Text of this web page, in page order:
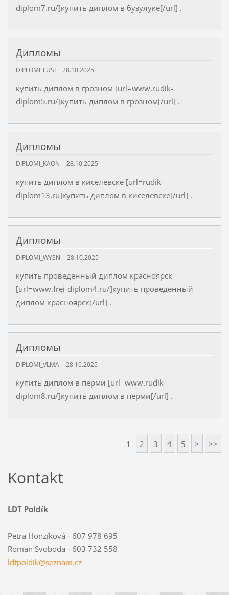
diplom7.ru/]купить диплом в бузулуке[/url] .
Дипломы
DIPLOMI_LUSI 28.10.2025
купить диплом в грозном [url=www.rudik-
diplom5.ru/]купить диплом в грозном[/url] .
Дипломы
DIPLOMI_KAON 28.10.2025
купить диплом в киселевске [url=rudik-
diplom13.ru]купить диплом в киселевске[/url] .
Дипломы
DIPLOMI_WYSN 28.10.2025
купить проведенный диплом красноярск
[url=www.frei-diplom4.ru/]купить проведенный
диплом красноярск[/url] .
Дипломы
DIPLOMI_VLMA 28.10.2025
купить диплом в перми [url=www.rudik-
diplom8.ru/]купить диплом в перми[/url] .
1 2 3 4 5 > >>
Kontakt
LDT Poldík
Petra Honzíková - 607 978 695
Roman Svoboda - 603 732 558
ldtpoldik@seznam.cz